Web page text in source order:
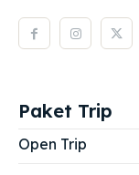
Paket Trip
Open Trip